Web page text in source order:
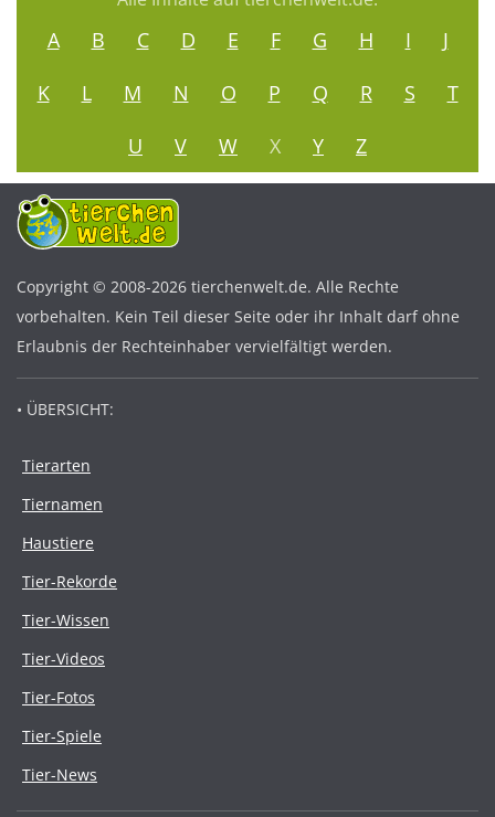
A B C D E F G H I
J
K
L M N O P Q R S
T
U
V W X Y Z
Copyright © 2008-2026 tierchenwelt.de. Alle Rechte
vorbehalten. Kein Teil dieser Seite oder ihr Inhalt darf ohne
Erlaubnis der Rechteinhaber vervielfältigt werden.
• ÜBERSICHT:
Tierarten
Tiernamen
Haustiere
Tier-Rekorde
Tier-Wissen
Tier-Videos
Tier-Fotos
Tier-Spiele
Tier-News